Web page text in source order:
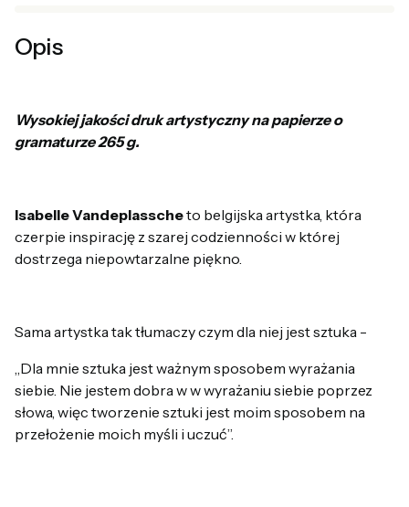
Opis
Wysokiej jakości druk artystyczny na papierze o
gramaturze 265 g.
Isabelle Vandeplasscheto belgijska artystka, która
czerpie inspirację z szarej codzienności w której
dostrzega niepowtarzalne piękno.
Sama artystka tak tłumaczy czym dla niej jest sztuka -
„Dla mnie sztuka jest ważnym sposobem wyrażania
siebie. Nie jestem dobra w w wyrażaniu siebie poprzez
słowa, więc tworzenie sztuki jest moim sposobem na
przełożenie moich myśli i uczuć”.